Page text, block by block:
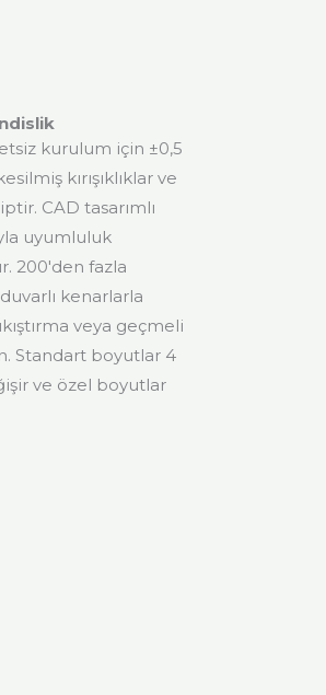
kurulum için ±0,5
kırışıklıklar ve
CAD tasarımlı
uyumluluk
200'den fazla
kenarlarla
veya geçmeli
Standart boyutlar 4
ve özel boyutlar